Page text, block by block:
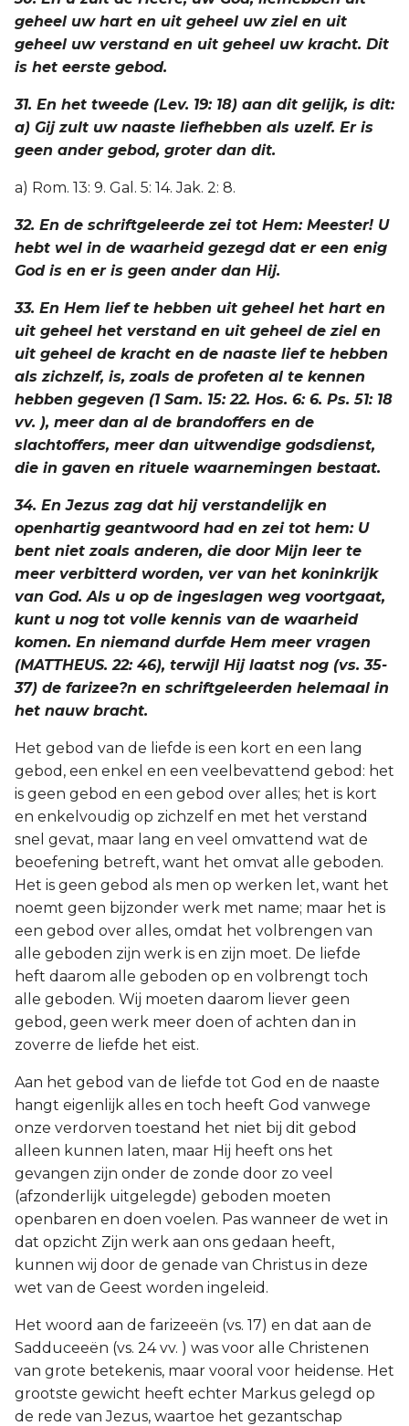
geheel uw hart en uit geheel uw ziel en uit
geheel uw verstand en uit geheel uw kracht. Dit
is het eerste gebod.
31. En het tweede (Lev. 19: 18) aan dit gelijk, is dit:
a) Gij zult uw naaste liefhebben als uzelf. Er is
geen ander gebod, groter dan dit.
a) Rom. 13: 9. Gal. 5: 14. Jak. 2: 8.
32. En de schriftgeleerde zei tot Hem: Meester! U
hebt wel in de waarheid gezegd dat er een enig
God is en er is geen ander dan Hij.
33. En Hem lief te hebben uit geheel het hart en
uit geheel het verstand en uit geheel de ziel en
uit geheel de kracht en de naaste lief te hebben
als zichzelf, is, zoals de profeten al te kennen
hebben gegeven (1 Sam. 15: 22. Hos. 6: 6. Ps. 51: 18
vv. ), meer dan al de brandoffers en de
slachtoffers, meer dan uitwendige godsdienst,
die in gaven en rituele waarnemingen bestaat.
34. En Jezus zag dat hij verstandelijk en
openhartig geantwoord had en zei tot hem: U
bent niet zoals anderen, die door Mijn leer te
meer verbitterd worden, ver van het koninkrijk
van God. Als u op de ingeslagen weg voortgaat,
kunt u nog tot volle kennis van de waarheid
komen. En niemand durfde Hem meer vragen
(MATTHEUS. 22: 46), terwijl Hij laatst nog (vs. 35-
37) de farizee?n en schriftgeleerden helemaal in
het nauw bracht.
Het gebod van de liefde is een kort en een lang
gebod, een enkel en een veelbevattend gebod: het
is geen gebod en een gebod over alles; het is kort
en enkelvoudig op zichzelf en met het verstand
snel gevat, maar lang en veel omvattend wat de
beoefening betreft, want het omvat alle geboden.
Het is geen gebod als men op werken let, want het
noemt geen bijzonder werk met name; maar het is
een gebod over alles, omdat het volbrengen van
alle geboden zijn werk is en zijn moet. De liefde
heft daarom alle geboden op en volbrengt toch
alle geboden. Wij moeten daarom liever geen
gebod, geen werk meer doen of achten dan in
zoverre de liefde het eist.
Aan het gebod van de liefde tot God en de naaste
hangt eigenlijk alles en toch heeft God vanwege
onze verdorven toestand het niet bij dit gebod
alleen kunnen laten, maar Hij heeft ons het
gevangen zijn onder de zonde door zo veel
(afzonderlijk uitgelegde) geboden moeten
openbaren en doen voelen. Pas wanneer de wet in
dat opzicht Zijn werk aan ons gedaan heeft,
kunnen wij door de genade van Christus in deze
wet van de Geest worden ingeleid.
Het woord aan de farizeeën (vs. 17) en dat aan de
Sadduceeën (vs. 24 vv. ) was voor alle Christenen
van grote betekenis, maar vooral voor heidense. Het
grootste gewicht heeft echter Markus gelegd op
de rede van Jezus, waartoe het gezantschap